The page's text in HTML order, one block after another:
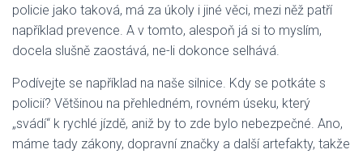
policie jako taková, má za úkoly i jiné věci, mezi něž patří
například prevence. A v tomto, alespoň já si to myslím,
docela slušně zaostává, ne-li dokonce selhává.
Podívejte se například na naše silnice. Kdy se potkáte s
policií? Většinou na přehledném, rovném úseku, který
„svádí“ k rychlé jízdě, aniž by to zde bylo nebezpečné. Ano,
máme tady zákony, dopravní značky a další artefakty, takže